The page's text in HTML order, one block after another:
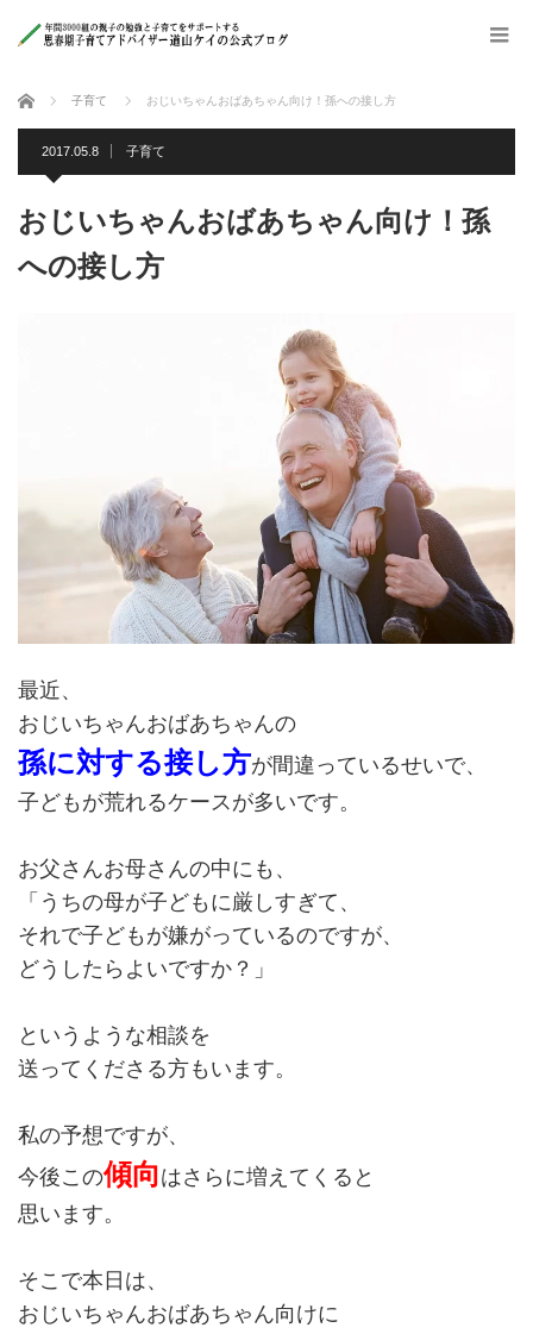
ホーム 子育て おじいちゃんおばあちゃん向け！孫への接し方
2017.05.8 子育て
おじいちゃんおばあちゃん向け！孫
への接し方
最近、
おじいちゃんおばあちゃんの
孫に対する接し方が間違っているせいで、
子どもが荒れるケースが多いです。
お父さんお母さんの中にも、
「うちの母が子どもに厳しすぎて、
それで子どもが嫌がっているのですが、
どうしたらよいですか？」
というような相談を
送ってくださる方もいます。
私の予想ですが、
今後この傾向はさらに増えてくると
思います。
そこで本日は、
おじいちゃんおばあちゃん向けに